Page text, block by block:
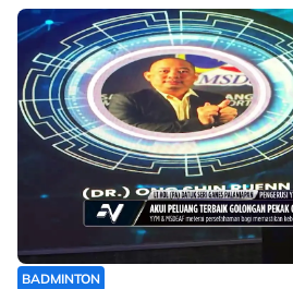
BADMINTON